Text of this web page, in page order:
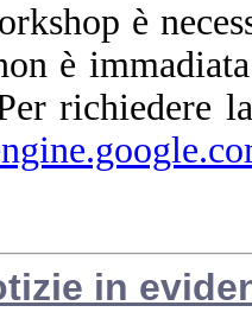
è
è
richiedere
in